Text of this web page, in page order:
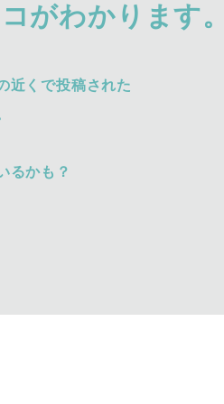
がわかります。
近くで投稿された
るかも？